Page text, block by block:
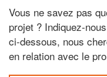
Vous ne savez pas
projet ? Indiquez-
ci-dessous, nous
en relation avec le